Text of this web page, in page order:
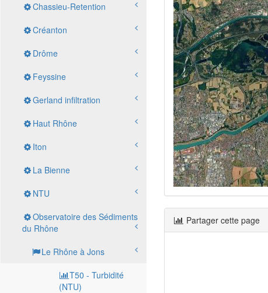
Chassieu-Retention
Créanton
Drôme
Feyssine
Gerland infiltration
Haut Rhône
Iton
La Bienne
NTU
Observatoire des Sédiments
du Rhône
Le Rhône à Jons
T50 - Turbidité
(NTU)
Partager cette page